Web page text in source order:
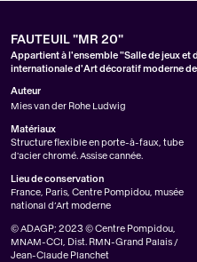
FAUTEUIL "MR 20"
Appartient à l'ensemble "Salle de jeux
internationale d'Art décoratif moderne de
Auteur
Mies van der Rohe Ludwig
Matériaux
Structure flexible en porte-à-faux, tube
d'acier chromé. Assise cannée.
Lieu de conservation
France, Paris, Centre Pompidou, musée
national d’Art moderne
© ADAGP; 2023 © Centre Pompidou,
MNAM-CCI, Dist. RMN-Grand Palais /
Jean-Claude Planchet